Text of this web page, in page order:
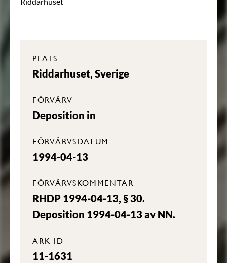
PLATS
Riddarhuset, Sverige
FÖRVÄRV
Deposition in
FÖRVÄRVSDATUM
1994-04-13
FÖRVÄRVSKOMMENTAR
RHDP 1994-04-13, § 30.
Deposition 1994-04-13 av NN.
ARK ID
11-1631